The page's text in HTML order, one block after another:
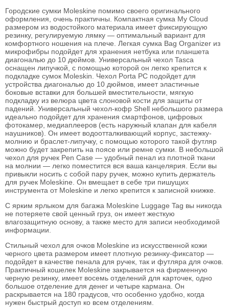
Городские сумки Moleskine помимо своего оригинального
оформления, очень практичны. Компактная сумка My Cloud
размером из водостойкого материала имеет фиксирующую
резинку, регулируемую лямку — оптимальный вариант для
комфортного ношения на плече. Легкая сумка Bag Organizer из
микрофибры подойдет для хранения нетбука или планшета
диагональю до 10 дюймов. Универсальный чехол Tasca
оснащен липучкой, с помощью которой он легко крепится к
подкладке сумок Moleskin. Чехол Porta PC подойдет для
устройства диагональю до 10 дюймов, имеет эластичные
боковые вставки для большей вместительности, мягкую
подкладку из велюра цвета слоновой кости для защиты от
падений. Универсальный чехол-кофр Shell небольшого размера
идеально подойдет для хранения смартфонов, цифровых
фотокамер, медиаплееров (есть наружный клапан для кабеля
наушников). Он имеет водоотталкивающий корпус, застежку-
молнию и браслет-липучку, с помощью которого такой футляр
можно будет закрепить на поясе или ремне сумки. В небольшой
чехол для ручек Pen Case — удобный пенал из плотной ткани
на молнии — легко поместится вся ваша канцелярия. Если вы
привыкли носить с собой пару ручек, можно купить держатель
для ручек Moleskine. Он вмещает в себе три пишущих
инструмента от Moleskine и легко крепится к записной книжке.
С ярким ярлыком для багажа Moleskine Luggage Tag вы никогда
не потеряете свой ценный груз, он имеет жесткую
влагозащитную основу, а также место для записи необходимой
информации.
Стильный чехол для очков Moleskine из искусственной кожи
черного цвета размером имеет плотную резинку-фиксатор —
подойдет в качестве пенала для ручек, так и футляра для очков.
Практичный кошелек Moleskine закрывается на фирменную
черную резинку, имеет восемь отделений для карточек, одно
большое отделение для денег и четыре кармана. Он
раскрывается на 180 градусов, что особенно удобно, когда
нужен быстрый доступ ко всем отделениям.